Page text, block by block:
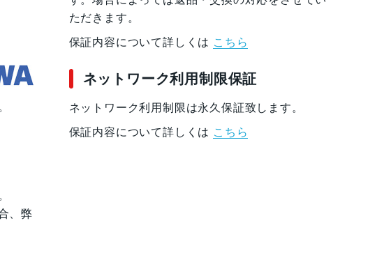
ムイオンバッテリー内蔵
、弊
ただきます。
保証内容について詳しくは こちら
ネットワーク利用制限保証
ネットワーク利用制限は永久保証致します。
保証内容について詳しくは こちら